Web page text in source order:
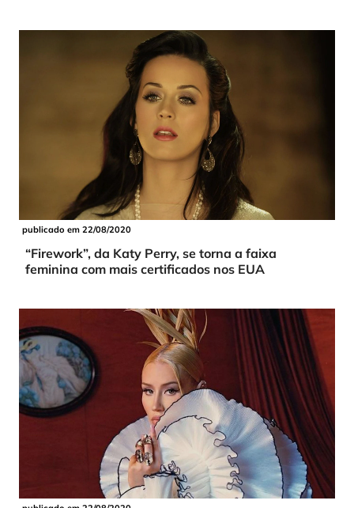
publicado em 22/08/2020
“Firework”, da Katy Perry, se torna a faixa
feminina com mais certificados nos EUA